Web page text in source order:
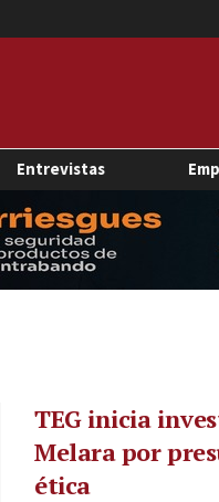
Entrevistas
TEG inicia
Melara por
ética